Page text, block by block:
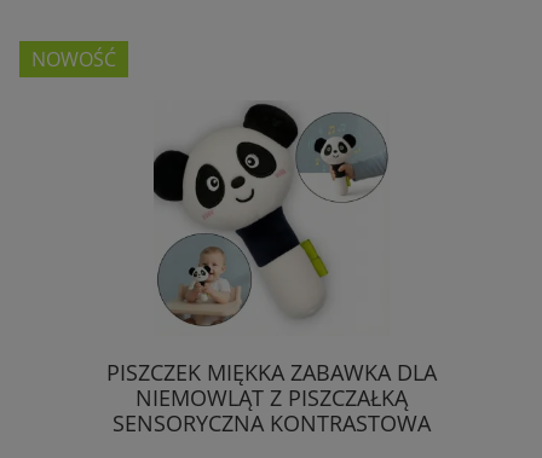
PISZCZEK MIĘKKA ZABAWKA DLA
NIEMOWLĄT Z PISZCZAŁKĄ
SENSORYCZNA KONTRASTOWA
NOWOŚĆ